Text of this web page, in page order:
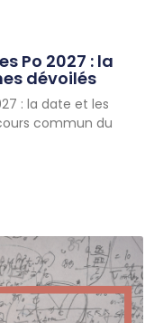
Po 2027 : la
dévoilés
: la date et les
commun du